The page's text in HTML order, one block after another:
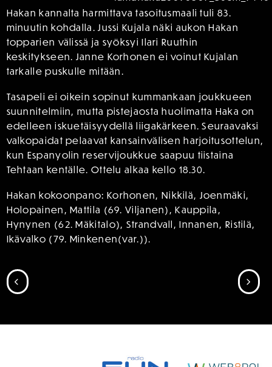
Hakan kannalta harmittava tasoitusmaali tuli 83.
minuutin kohdalla. Jussi Kujala näki aukon Hakan
topparien välissä ja syöksyi Ilari Ruuthin
keskitykseen. Janne Korhonen ei voinut Kujalan
tarkalle puskulle mitään.
Tasapeli ei oikein sopinut kummankaan joukkueen
suunnitelmiin, mutta pistejaosta huolimatta Haka on
edelleen iskuetäisyydellä liigakärkeen. Seuraavaksi
valkopaidat pelaavat kansainvälisen harjoitusottelun,
kun Espanyolin reservijoukkue saapuu tiistaina
Tehtaan kentälle. Ottelu alkaa kello 18.30.
Hakan kokoonpano: Korhonen, Nikkilä, Joenmäki,
Holopainen, Mattila (69. Viljanen), Kauppila,
Hynynen (62. Mäkitalo), Strandvall, Innanen, Ristilä,
Ikävalko (79. Minkenen(var.)).
SIIRRY EDELLISEEN